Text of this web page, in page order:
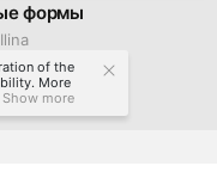
формы
of the
More
Show more